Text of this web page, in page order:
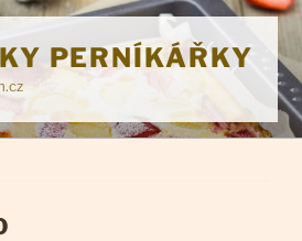
PERNÍKÁŘKY